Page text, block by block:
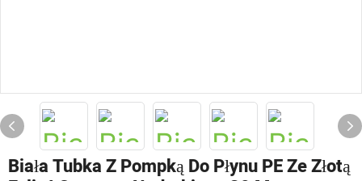
Biała Tubka Z Pompką Do Płynu PE Ze Złotą